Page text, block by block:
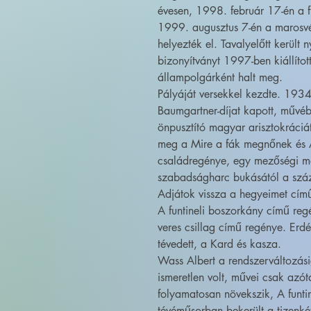
évesen, 1998. február 17-én a
1999. augusztus 7-én a
helyezték el. Tavalyelőtt került
bizonyítványt 1997-ben
állampolgárként halt meg.
Pályáját versekkel kezdte.
Baumgartner-díjat kapott,
önpusztító magyar
meg a Mire a fák megnőnek
családregénye, egy mezőségi
szabadságharc bukásától a
Adjátok vissza a hegyeimet
A funtineli boszorkány című
veres csillag című regénye.
tévedett, a Kard és kasza.
Wass Albert a
ismeretlen volt, művei csak
folyamatosan növekszik, A